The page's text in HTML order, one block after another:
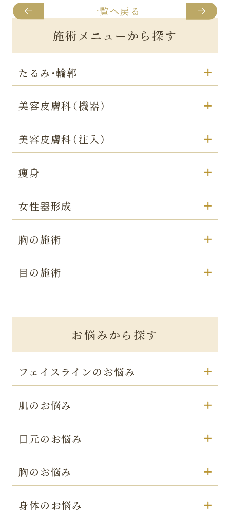
一覧へ戻る
施術メニューから探す
たるみ・輪郭
美容皮膚科（機器）
美容皮膚科（注入）
痩身
女性器形成
胸の施術
目の施術
お悩みから探す
フェイスラインのお悩み
肌のお悩み
目元のお悩み
胸のお悩み
身体のお悩み